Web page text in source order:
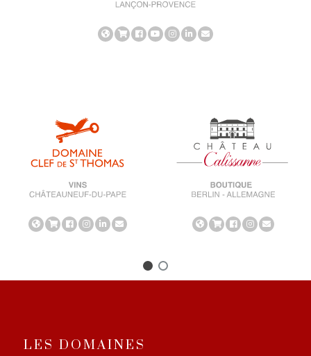
LES DOMAINES